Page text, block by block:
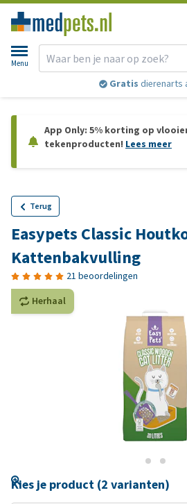
Menu
Gratis dierenarts
App Only: 5% korting op
tekenproducten! Lees meer
Terug
Easypets Classic
Kattenbakvulling
21 beoordelingen
Herhaal
Kies je product (2 varianten)